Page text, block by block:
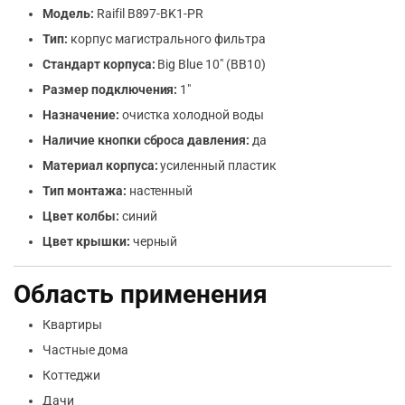
Модель: Raifil B897-BK1-PR
Тип: корпус магистрального фильтра
Стандарт корпуса: Big Blue 10″ (BB10)
Размер подключения: 1″
Назначение: очистка холодной воды
Наличие кнопки сброса давления: да
Материал корпуса:усиленный пластик
Тип монтажа: настенный
Цвет колбы: синий
Цвет крышки: черный
Область применения
Квартиры
Частные дома
Коттеджи
Дачи